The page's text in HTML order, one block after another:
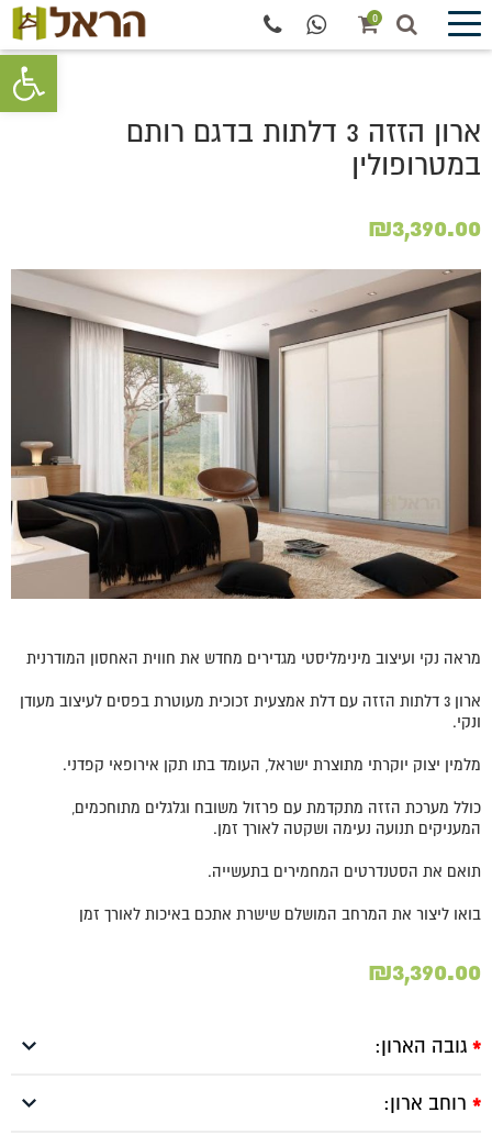
פתח
0
מראה נקי ועיצוב מינימליסטי מגדירים מחדש את חווית האחסון המודרנית
ארון 3 דלתות הזזה עם דלת אמצעית זכוכית מעוטרת בפסים לעיצוב מעודן
ונקי.
מלמין יצוק יוקרתי מתוצרת ישראל, העומד בתו תקן אירופאי קפדני.
כולל מערכת הזזה מתקדמת עם פרזול משובח וגלגלים מתוחכמים,
המעניקים תנועה נעימה ושקטה לאורך זמן.
תואם את הסטנדרטים המחמירים בתעשייה.
בואו ליצור את המרחב המושלם שישרת אתכם באיכות לאורך זמן
₪3,390.00
* גובה הארון:
* רוחב ארון:
ארון הזזה 3 דלתות בדגם רותם
במטרופולין
₪3,390.00